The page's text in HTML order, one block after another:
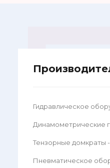
Гидравлическое
Динамометрические
Тензорные домкраты
Пневматическое